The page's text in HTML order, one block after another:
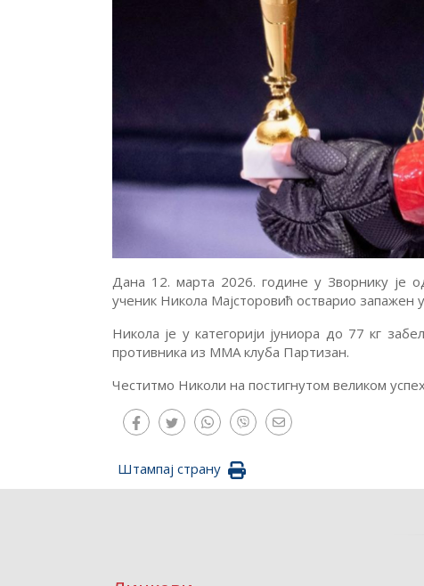
Дана 12. марта 2026. године у Зворнику
ученик Никола Мајсторовић остварио запажен
Никола је у категорији јуниора до 77 кг
противника из ММА клуба Партизан.
Честитмо Николи на постигнутом великом
Штампај страну